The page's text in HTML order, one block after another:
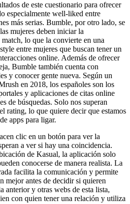
de este cuestionario para ofrecer
especialmente well-liked entre
más serias. Bumble, por otro lado, se
mujeres deben iniciar la
lo que la convierte en una
entre mujeres que buscan tener un
online. Además de ofrecer
Bumble también cuenta con
y conocer gente nueva. Según un
en 2018, los españoles son los
y aplicaciones de citas online
de búsquedas. Solo nos superan
rating, lo que quiere decir que estamos
apps para ligar.
clic en un botón para ver la
a ver si hay una coincidencia.
de Kasual, la aplicación solo
conocerse de manera realista. La
facilita la comunicación y permite
mejor antes de decidir si quieren
anterior y otras webs de esta lista,
con quien tener una relación y utiliza